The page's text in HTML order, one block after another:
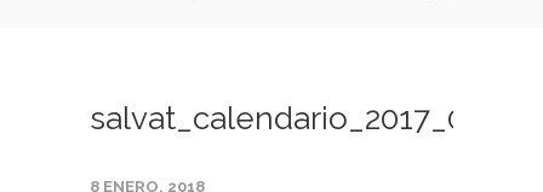
salvat_calendario_2017_03
8 ENERO, 2018